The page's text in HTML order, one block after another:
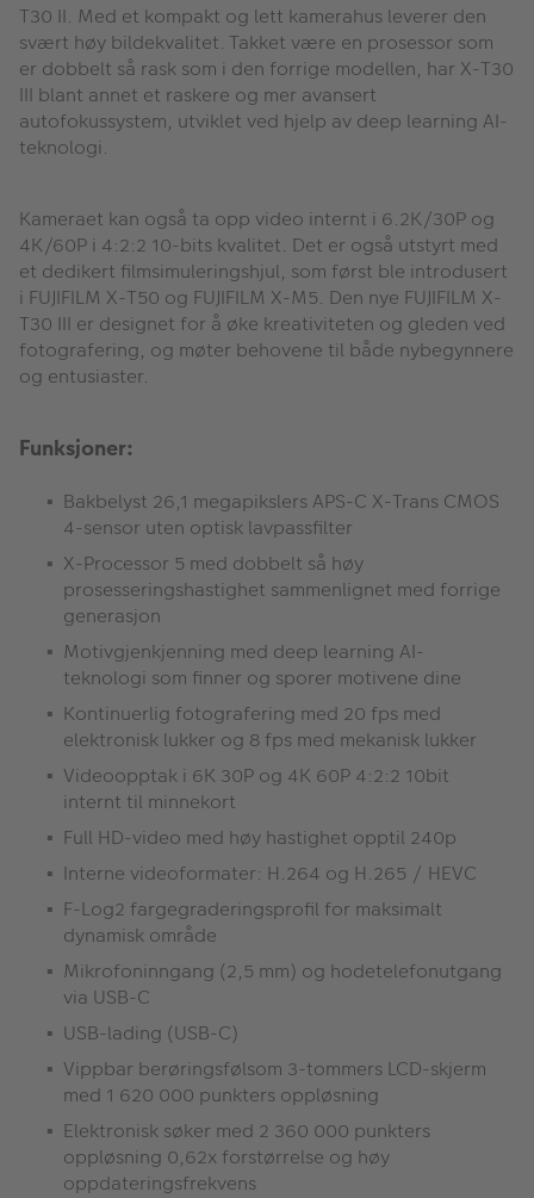
T30 II. Med et kompakt og lett kamerahus leverer den
svært høy bildekvalitet. Takket være en prosessor som
er dobbelt så rask som i den forrige modellen, har X-T30
III blant annet et raskere og mer avansert
autofokussystem, utviklet ved hjelp av deep learning AI-
teknologi.
Kameraet kan også ta opp video internt i 6.2K/30P og
4K/60P i 4:2:2 10-bits kvalitet. Det er også utstyrt med
et dedikert filmsimuleringshjul, som først ble introdusert
i FUJIFILM X-T50 og FUJIFILM X-M5. Den nye FUJIFILM X-
T30 III er designet for å øke kreativiteten og gleden ved
fotografering, og møter behovene til både nybegynnere
og entusiaster.
Funksjoner:
Bakbelyst 26,1 megapikslers APS-C X-Trans CMOS
4-sensor uten optisk lavpassfilter
X-Processor 5 med dobbelt så høy
prosesseringshastighet sammenlignet med forrige
generasjon
Motivgjenkjenning med deep learning AI-
teknologi som finner og sporer motivene dine
Kontinuerlig fotografering med 20 fps med
elektronisk lukker og 8 fps med mekanisk lukker
Videoopptak i 6K 30P og 4K 60P 4:2:2 10bit
internt til minnekort
Full HD-video med høy hastighet opptil 240p
Interne videoformater: H.264 og H.265 / HEVC
F-Log2 fargegraderingsprofil for maksimalt
dynamisk område
Mikrofoninngang (2,5 mm) og hodetelefonutgang
via USB-C
USB-lading (USB-C)
Vippbar berøringsfølsom 3-tommers LCD-skjerm
med 1 620 000 punkters oppløsning
Elektronisk søker med 2 360 000 punkters
oppløsning 0,62x forstørrelse og høy
oppdateringsfrekvens